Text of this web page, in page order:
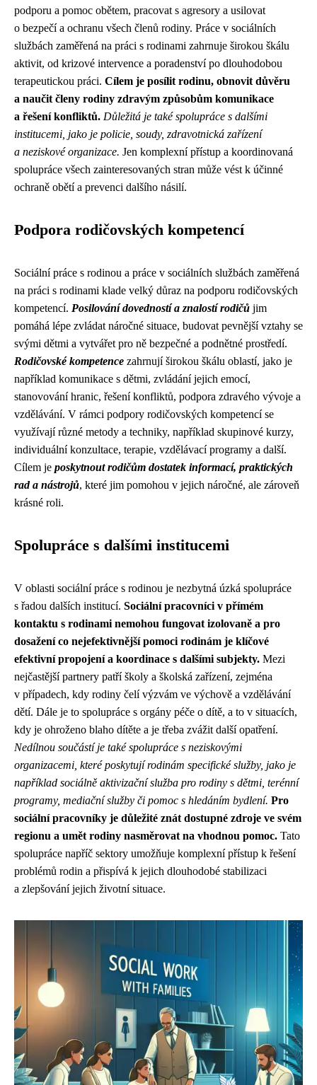
podporu a pomoc obětem, pracovat s agresory a usilovat
o bezpečí a ochranu všech členů rodiny. Práce v sociálních
službách zaměřená na práci s rodinami zahrnuje širokou škálu
aktivit, od krizové intervence a poradenství po dlouhodobou
terapeutickou práci. Cílem je posílit rodinu, obnovit důvěru
a naučit členy rodiny zdravým způsobům komunikace
a řešení konfliktů. Důležitá je také spolupráce s dalšími
institucemi, jako je policie, soudy, zdravotnická zařízení
a neziskové organizace. Jen komplexní přístup a koordinovaná
spolupráce všech zainteresovaných stran může vést k účinné
ochraně obětí a prevenci dalšího násilí.
Podpora rodičovských kompetencí
Sociální práce s rodinou a práce v sociálních službách zaměřená
na práci s rodinami klade velký důraz na podporu rodičovských
kompetencí. Posilování dovedností a znalostí rodičů jim
pomáhá lépe zvládat náročné situace, budovat pevnější vztahy se
svými dětmi a vytvářet pro ně bezpečné a podnětné prostředí.
Rodičovské kompetence zahrnují širokou škálu oblastí, jako je
například komunikace s dětmi, zvládání jejich emocí,
stanovování hranic, řešení konfliktů, podpora zdravého vývoje a
vzdělávání. V rámci podpory rodičovských kompetencí se
využívají různé metody a techniky, například skupinové kurzy,
individuální konzultace, terapie, vzdělávací programy a další.
Cílem je poskytnout rodičům dostatek informací, praktických
rad a nástrojů, které jim pomohou v jejich náročné, ale zároveň
krásné roli.
Spolupráce s dalšími institucemi
V oblasti sociální práce s rodinou je nezbytná úzká spolupráce
s řadou dalších institucí. Sociální pracovníci v přímém
kontaktu s rodinami nemohou fungovat izolovaně a pro
dosažení co nejefektivnější pomoci rodinám je klíčové
efektivní propojení a koordinace s dalšími subjekty. Mezi
nejčastější partnery patří školy a školská zařízení, zejména
v případech, kdy rodiny čelí výzvám ve výchově a vzdělávání
dětí. Dále je to spolupráce s orgány péče o dítě, a to v situacích,
kdy je ohroženo blaho dítěte a je třeba zvážit další opatření.
Nedílnou součástí je také spolupráce s neziskovými
organizacemi, které poskytují rodinám specifické služby, jako je
například sociálně aktivizační služba pro rodiny s dětmi, terénní
programy, mediační služby či pomoc s hledáním bydlení. Pro
sociální pracovníky je důležité znát dostupné zdroje ve svém
regionu a umět rodiny nasměrovat na vhodnou pomoc. Tato
spolupráce napříč sektory umožňuje komplexní přístup k řešení
problémů rodin a přispívá k jejich dlouhodobé stabilizaci
a zlepšování jejich životní situace.